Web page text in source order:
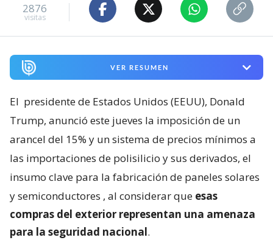
2876
visitas
VER RESUMEN
El presidente de Estados Unidos (EEUU), Donald
Trump, anunció este jueves la imposición de un
arancel del 15% y un sistema de precios mínimos a
las importaciones de polisilicio y sus derivados, el
insumo clave para la fabricación de paneles solares
y semiconductores , al considerar que esas
compras del exterior representan una amenaza
para la seguridad nacional.